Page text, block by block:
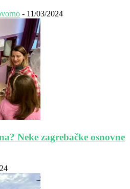
- 11/03/2024
Neke zagrebačke osnovne